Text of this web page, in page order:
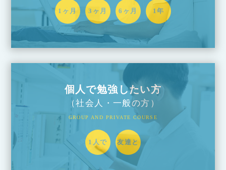
1ヶ月 3ヶ月 6ヶ月 1年
個人で勉強したい方
（社会人・一般の方）
GROUP AND PRIVATE COURSE
1人で 友達と